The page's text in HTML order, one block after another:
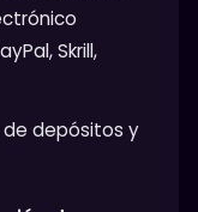
Skrill,
depósitos y